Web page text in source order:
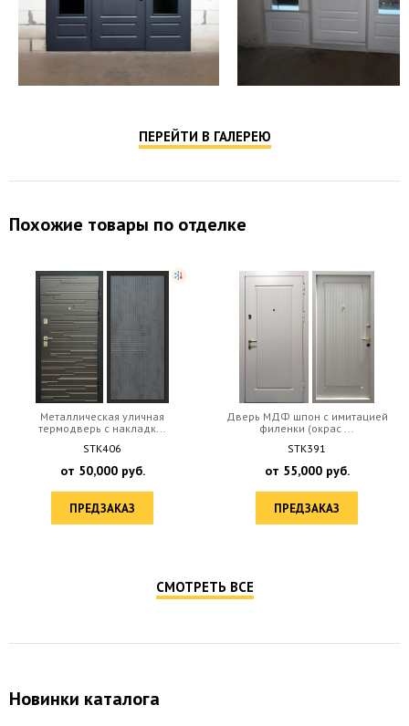
ПЕРЕЙТИ В ГАЛЕРЕЮ
Похожие товары по отделке
Металлическая уличная
термодверь с накладк...
STK406
от 50,000руб.
ПРЕДЗАКАЗ
Дверь МДФ шпон с имитацией
филенки (окрас ...
STK391
от 55,000руб.
ПРЕДЗАКАЗ
СМОТРЕТЬ ВСЕ
Новинки каталога